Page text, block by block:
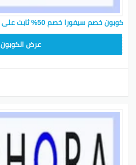
كوبون خصم سيفورا خصم 50% ثابت على العطور النسائية وغيرها
عرض الكوبون